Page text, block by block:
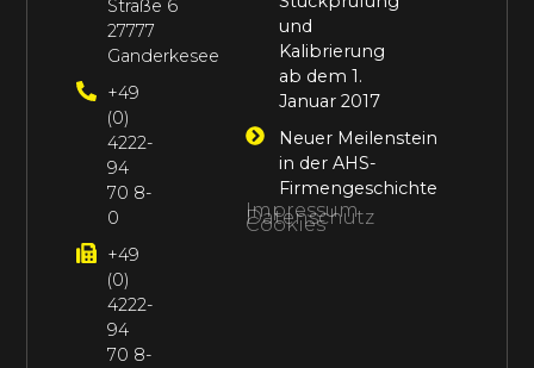
und
Kalibrierung
ab dem 1.
Januar 2017
Neuer Meilenstein
in der AHS-
Firmengeschichte
Impressum
Datenschutz
Cookies
Straße 6
27777
Ganderkesee
+49
(0)
4222-
94
70 8-
0
+49
(0)
4222-
94
70 8-